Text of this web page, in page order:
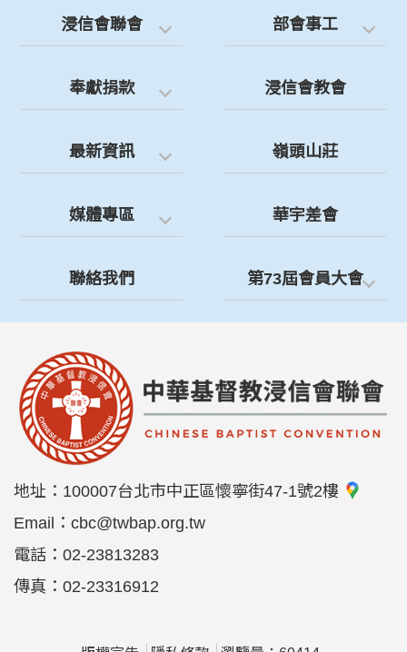
浸信會聯會 部會事工
奉獻捐款 浸信會教會
最新資訊 嶺頭山莊
媒體專區 華宇差會
聯絡我們 第73屆會員大會
地址： 100007台北市中正區懷寧街47-1號2樓
Email： cbc@twbap.org.tw
電話： 02-23813283
傳真： 02-23316912